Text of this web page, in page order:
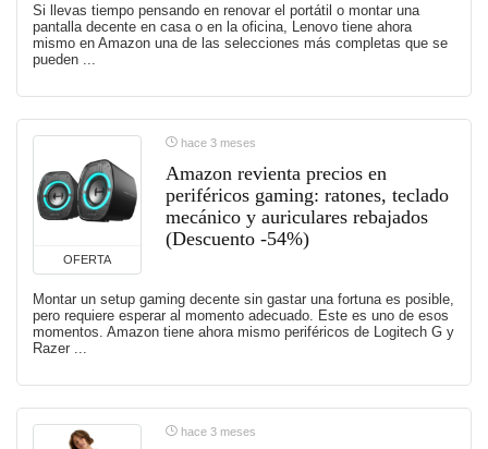
Si llevas tiempo pensando en renovar el portátil o montar una
pantalla decente en casa o en la oficina, Lenovo tiene ahora
mismo en Amazon una de las selecciones más completas que se
pueden ...
OFERTA
hace 3 meses
Amazon revienta precios en
periféricos gaming: ratones, teclado
mecánico y auriculares rebajados
(Descuento -54%)
Montar un setup gaming decente sin gastar una fortuna es posible,
pero requiere esperar al momento adecuado. Este es uno de esos
momentos. Amazon tiene ahora mismo periféricos de Logitech G y
Razer ...
hace 3 meses